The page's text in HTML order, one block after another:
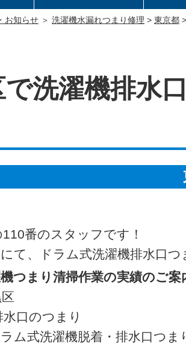
洗濯
温水
卓上
水漏
お知らせ ＞ 洗濯機水漏れつまり修理 > 東京都 >
で洗濯機排水
番のスタッフです！
て、ドラム式洗濯機排水口つ
つまり清掃作業の実績のご案
口のつまり
ム式洗濯機脱着・排水口つま